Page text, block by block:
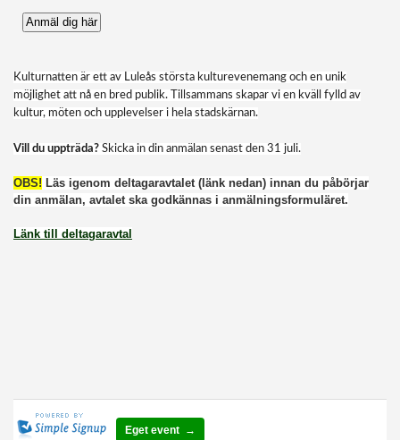
Kulturnatten är ett av Luleås största kulturevenemang och en unik
möjlighet att nå en bred publik. Tillsammans skapar vi en kväll fylld av
kultur, möten och upplevelser i hela stadskärnan.
Vill du uppträda? Skicka in din anmälan senast den 31 juli.
OBS! Läs igenom deltagaravtalet (länk nedan) innan du påbörjar
din anmälan, avtalet ska godkännas i anmälningsformuläret.
Länk till deltagaravtal
Eget event →